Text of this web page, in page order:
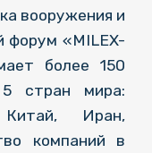
вооружения и
форум «MILEX-
более 150
стран мира:
Китай, Иран,
компаний в